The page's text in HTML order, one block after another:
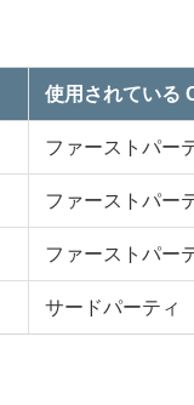
使用されている
ファーストパー
ファーストパー
ファーストパー
サードパーティ